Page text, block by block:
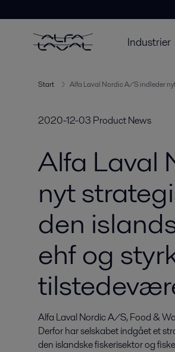
Industrier
Start Alfa Laval Nordic A/S indleder
2020-12-03 Product News
Alfa Laval
nyt
den
ehf og
Alfa Laval Nordic A/S, Food &
Derfor har selskabet indgået et
den islandske fiskerisektor og